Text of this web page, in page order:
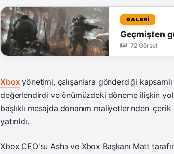
GALERİ
Geçmişten
72 Görsel
Xbox yönetimi, çalışanlara gönderdiği
değerlendirdi ve önümüzdeki döneme ilişkin yol
başlıklı mesajda donanım maliyetlerinden
yatırıldı.
Xbox CEO'su Asha ve Xbox Başkanı Matt